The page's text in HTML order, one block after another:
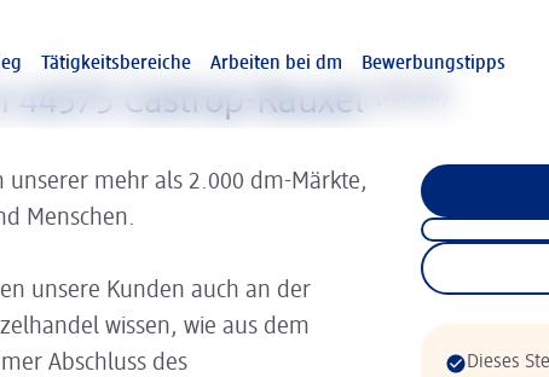
Tätigkeitsbereiche Arbeiten bei dm Bewerbungstipps
44575 Castrop-Rauxel
unserer mehr als 2.000 dm-Märkte,
Menschen.
unsere Kunden auch an der
wissen, wie aus dem
Abschluss des
Dieses